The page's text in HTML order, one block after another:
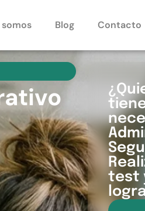
Blog Contacto
test